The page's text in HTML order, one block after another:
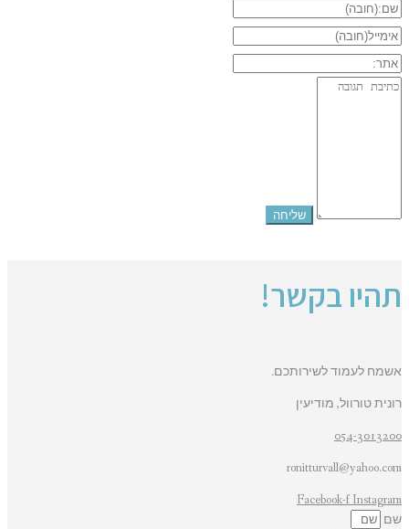
תהיו בקשר!
אשמח לעמוד לשירותכם.
רונית טורוול, מודיעין
054-3013200
ronitturvall@yahoo.com
Facebook-f Instagram
שם